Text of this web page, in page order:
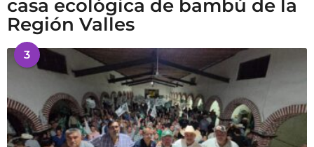
casa ecológica de bambú de la
Región Valles
3